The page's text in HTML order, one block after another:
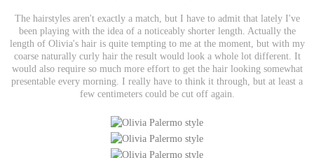
The hairstyles aren't exactly a match, but I have to admit that lately I've
been playing with the idea of a noticeably shorter length. Actually the
length of Olivia's hair is quite tempting to me at the moment, but with my
coarse naturally curly hair the result would look a whole lot different. It
would also require so much more effort to get the hair looking somewhat
presentable every morning. I really have to think it through, but at least a
few centimeters could be cut off again.